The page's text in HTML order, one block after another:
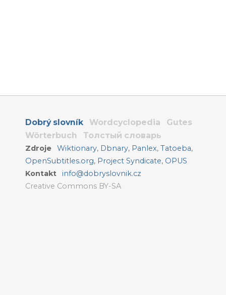
Dobrý slovník Wordcyclopedia
Gutes
Wörterbuch
Толстый словарь
Zdroje Wiktionary, Dbnary, Panlex,Tatoeba,
OpenSubtitles.org, Project Syndicate, OPUS
Kontakt
info@dobryslovnik.cz
Creative Commons BY-SA